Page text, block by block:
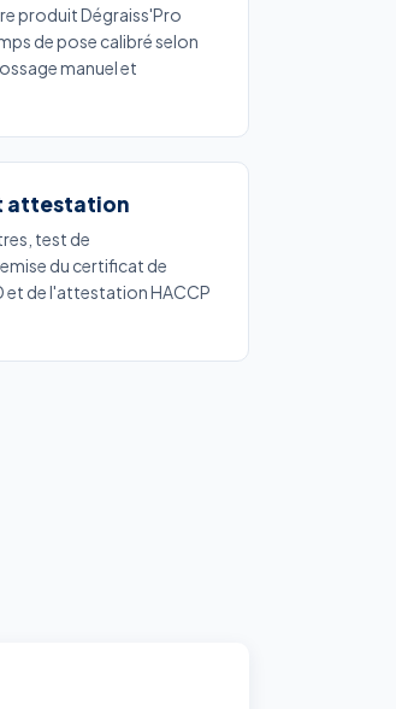
produit Dégraiss'Pro
de pose calibré selon
manuel et
attestation
test de
du certificat de
et de l'attestation HACCP